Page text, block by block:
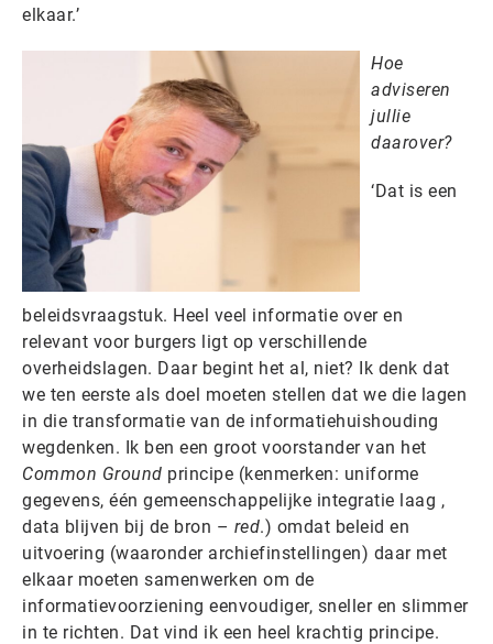
elkaar.’
Hoe
adviseren
jullie
daarover?
‘Dat is een
beleidsvraagstuk. Heel veel informatie over en
relevant voor burgers ligt op verschillende
overheidslagen. Daar begint het al, niet? Ik denk dat
we ten eerste als doel moeten stellen dat we die lagen
in die transformatie van de informatiehuishouding
wegdenken. Ik ben een groot voorstander van het
Common Ground principe (kenmerken: uniforme
gegevens, één gemeenschappelijke integratie laag ,
data blijven bij de bron – red.) omdat beleid en
uitvoering (waaronder archiefinstellingen) daar met
elkaar moeten samenwerken om de
informatievoorziening eenvoudiger, sneller en slimmer
in te richten. Dat vind ik een heel krachtig principe.